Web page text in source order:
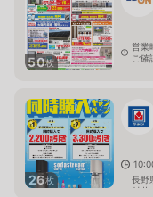
50枚
営業
ご確
長
26枚
長野
村井